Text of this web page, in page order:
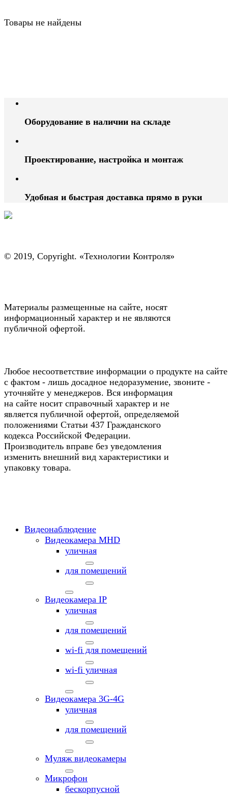
Товары не найдены
Оборудование в наличии на складе
Проектирование, настройка и монтаж
Удобная и быстрая доставка прямо в руки
© 2019, Copyright. «Технологии Контроля»
Материалы размещенные на сайте, носят
информационный характер и не являются
публичной офертой.
Любое несоответствие информации о продукте на сайте
с фактом - лишь досадное недоразумение, звоните -
уточняйте у менеджеров. Вся информация
на сайте носит справочный характер и не
является публичной офертой, определяемой
положениями Статьи 437 Гражданского
кодекса Российской Федерации.
Производитель вправе без уведомления
изменить внешний вид характеристики и
упаковку товара.
Видеонаблюдение
Видеокамера MНD
уличная
для помещений
Видеокамера IP
уличная
для помещений
wi-fi для помещений
wi-fi уличная
Видеокамера 3G-4G
уличная
для помещений
Муляж видеокамеры
Микрофон
бескорпусной